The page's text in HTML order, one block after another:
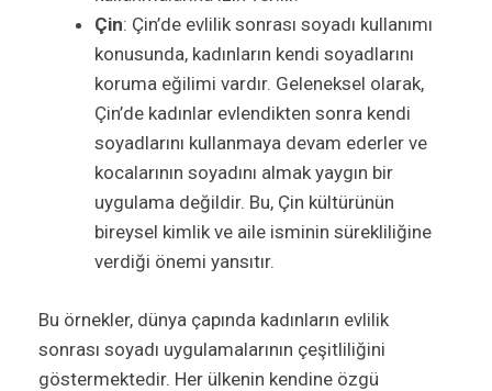
Çin: Çin’de evlilik sonrası soyadı kullanımı
konusunda, kadınların kendi soyadlarını
koruma eğilimi vardır. Geleneksel olarak,
Çin’de kadınlar evlendikten sonra kendi
soyadlarını kullanmaya devam ederler ve
kocalarının soyadını almak yaygın bir
uygulama değildir. Bu, Çin kültürünün
bireysel kimlik ve aile isminin sürekliliğine
verdiği önemi yansıtır.
Bu örnekler, dünya çapında kadınların evlilik
sonrası soyadı uygulamalarının çeşitliliğini
göstermektedir. Her ülkenin kendine özgü